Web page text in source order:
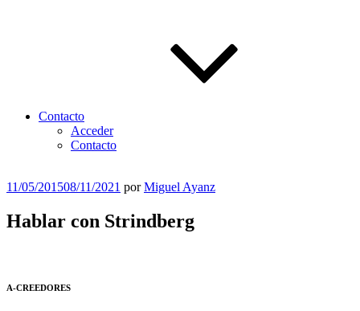
Contacto
Acceder
Contacto
Publicado
11/05/201508/11/2021 porMiguel Ayanz
Hablar con Strindberg
A-CREEDORES